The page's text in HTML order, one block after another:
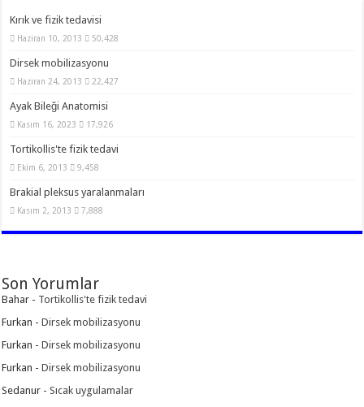
Kırık ve fizik tedavisi
Haziran 10, 2013 50,428
Dirsek mobilizasyonu
Haziran 24, 2013 22,427
Ayak Bileği Anatomisi
Kasım 16, 2023 17,926
Tortikollis'te fizik tedavi
Ekim 6, 2013 9,458
Brakial pleksus yaralanmaları
Kasım 2, 2013 7,888
Son Yorumlar
Bahar - Tortikollis'te fizik tedavi
Furkan -Dirsek mobilizasyonu
Furkan -Dirsek mobilizasyonu
Furkan -Dirsek mobilizasyonu
Sedanur -Sıcak uygulamalar